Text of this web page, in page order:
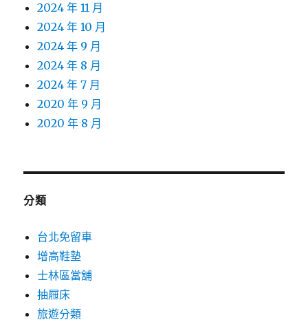
2024 年 11 月
2024 年 10 月
2024 年 9 月
2024 年 8 月
2024 年 7 月
2020 年 9 月
2020 年 8 月
分類
台北免留車
增高鞋墊
士林區當舖
抽屜床
旅遊分類